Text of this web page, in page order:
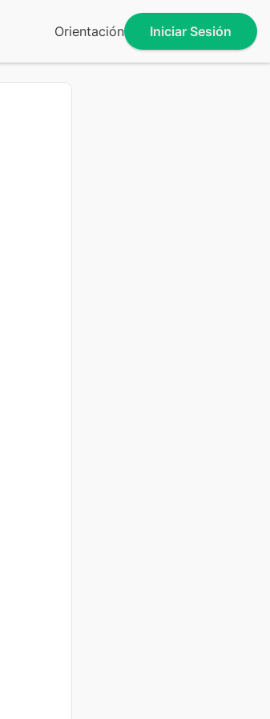
Orientación Iniciar Sesión